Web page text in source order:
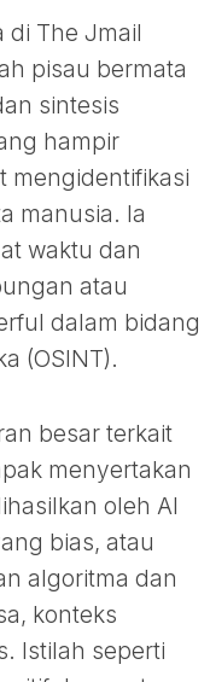
di The Jmail
pisau bermata
sintesis
hampir
mengidentifikasi
manusia. Ia
waktu dan
atau
dalam bidang
(OSINT).
besar terkait
menyertakan
oleh AI
bias, atau
algoritma dan
konteks
Istilah seperti